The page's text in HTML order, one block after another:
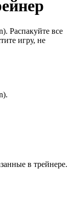
Распакуйте все
игру, не
в трейнере.